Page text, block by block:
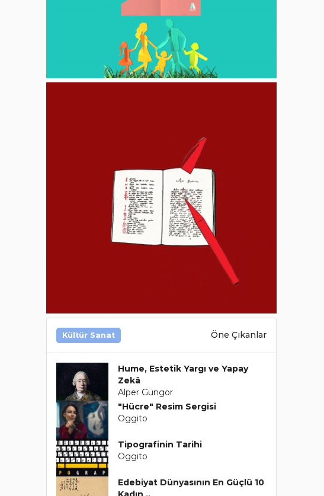
Kültür Sanat Öne Çıkanlar
Hume, Estetik Yargı ve Yapay
Zekâ
Alper Güngör
"Hücre" Resim Sergisi
Oggito
Tipografinin Tarihi
Oggito
Edebiyat Dünyasının En Güçlü 10